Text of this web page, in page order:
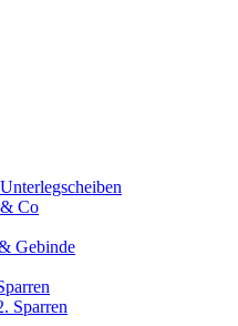
Co
Gebinde
Sparren